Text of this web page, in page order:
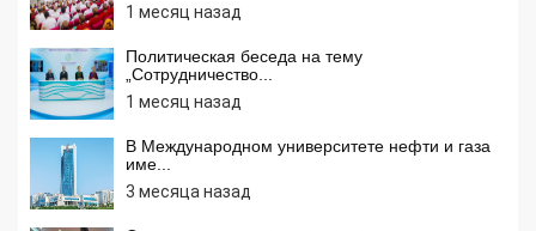
1 месяц назад
Политическая беседа на тему
„Сотрудничество...
1 месяц назад
В Международном университете нефти и газа
име...
3 месяца назад